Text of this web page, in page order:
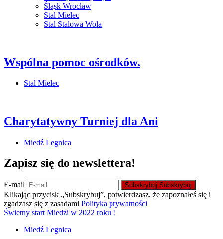
Śląsk Wrocław
Stal Mielec
Stal Stalowa Wola
Wspólna pomoc ośrodków.
Stal Mielec
Charytatywny Turniej dla Ani
Miedź Legnica
Zapisz się do newslettera!
E-mail Subskrybuj Subskrybuj
Klikając przycisk „Subskrybuj”, potwierdzasz, że zapoznałeś się i
zgadzasz się z zasadami Polityka prywatności
Świetny start Miedzi w 2022 roku !
Miedź Legnica